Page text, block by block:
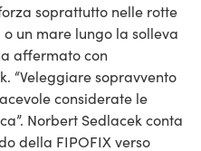
soprattutto nelle rotte
un mare lungo la solleva
affermato con
“Veleggiare sopravvento
considerate le
Norbert Sedlacek conta
della FIPOFIX verso